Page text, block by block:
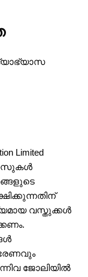
Limited
വസ്തുക്കൾ
ജോലിയിൽ